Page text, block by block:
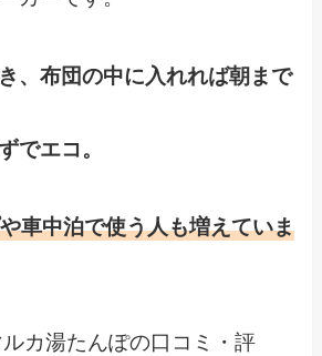
、布団の中に入れれば朝まで
でエコ。
車中泊で使う人も増えていま
カ湯たんぽの口コミ・評